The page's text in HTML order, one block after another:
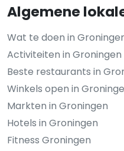
Algemene
Wat te doen in
Activiteiten in Groningen
Beste restaurants in
Winkels open in
Markten in Groningen
Hotels in Groningen
Fitness Groningen